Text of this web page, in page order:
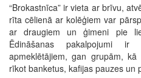
“Brokastnīca” ir vieta ar brīvu,
rīta cēlienā ar kolēģiem var
ar draugiem un ģimeni pie
Ēdināšanas pakalpojumi ir
apmeklētājiem, gan grupām,
rīkot banketus, kafijas pauzes un